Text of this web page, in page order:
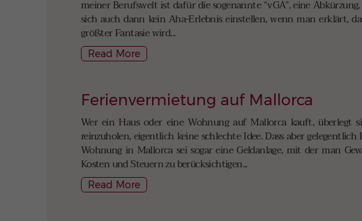
meiner Berufswelt ist dafür die sogenannte “vGA”, eine
sich auch dann kein Aha-Erlebnis einstellen, wenn man erklärt,
größter Fantasie wird...
Read More
Ferienvermietung auf Mallorca
Wer ein Haus oder eine Wohnung auf Mallorca kauft, überlegt
reinzuholen, eigentlich keine schlechte Idee. Dass aber
Wohnung in Mallorca sei sogar eine Geldanlage, mit der man
Kosten und Steuern zu berücksichtigen...
Read More